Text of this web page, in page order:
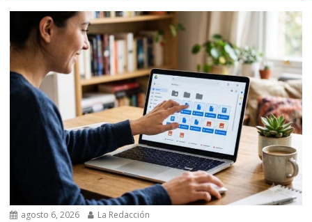
agosto 6, 2026 La Redacción